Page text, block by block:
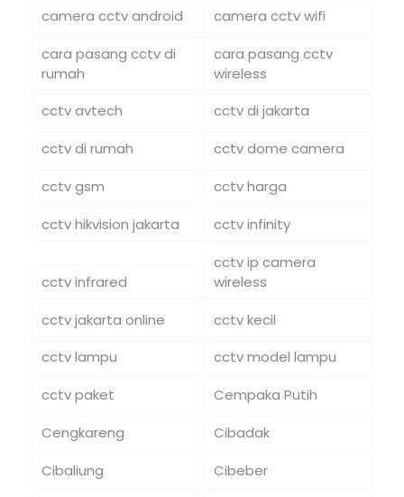
camera cctv android
camera cctv wifi
cara pasang cctv di
rumah
cara pasang cctv
wireless
cctv avtech
cctv di jakarta
cctv di rumah
cctv dome camera
cctv gsm
cctv harga
cctv hikvision jakarta
cctv infinity
cctv infrared
cctv ip camera
wireless
cctv jakarta online
cctv kecil
cctv lampu
cctv model lampu
cctv paket
Cempaka Putih
Cengkareng
Cibadak
Cibaliung
Cibeber